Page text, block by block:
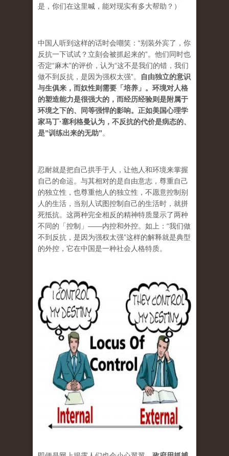
是，你们在这里喊，能对现实有多大帮助？）
中国人听到这样的话时会嘲笑：“别装外宾了，你
反抗一下试试？立刻会被抓起来的”。他们同时也
否定“麻木”的评价，认为“这不是我们的错，我们
做不到反抗，是因为强权太强”。
自由独立的意识
与生俱来，而奴性则需要「培养」。环境对人格
的塑造能力是很强大的，而经历经验则是附属于
环境之下的、同等强悍的影响。正如美国心理学
家马丁·塞利格曼认为，不反抗的代价是病态的、
是”训练出来的无助”。
忍耐就是把自己拱手于人，让他人和环境来掌握
自己的命运。与其相对的是自由意志，尊重自己
的独立性，也尊重他人的独立性，不愿意控制别
人的生活，当别人试图控制自己的生活时，就拼
死抵抗。这两种完全相反的精神特质显示了两种
不同的「控制」——内控和外控。如上：“我们做
不到反抗，是因为强权太强”这样的解释就是典型
的外控，它在中国是一种社会人格特质。